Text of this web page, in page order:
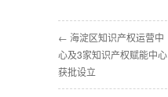
← 海淀区知识产权运营中
心及3家知识产权赋能中心
获批设立